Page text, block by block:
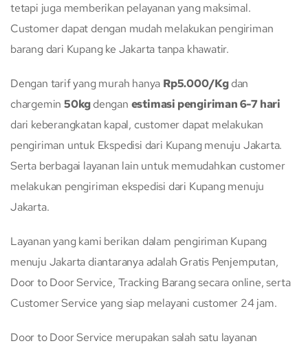
tetapi juga memberikan pelayanan yang maksimal.
Customer dapat dengan mudah melakukan pengiriman
barang dari Kupang ke Jakarta tanpa khawatir.
Dengan tarif yang murah hanya Rp5.000/Kgdan
chargemin50kgdengan estimasi pengiriman 6-7 hari
dari keberangkatan kapal, customer dapat melakukan
pengiriman untuk Ekspedisi dari Kupang menuju Jakarta.
Serta berbagai layanan lain untuk memudahkan customer
melakukan pengiriman ekspedisi dari Kupang menuju
Jakarta.
Layanan yang kami berikan dalam pengiriman Kupang
menuju Jakarta diantaranya adalah Gratis Penjemputan,
Door to Door Service, Tracking Barang secara online, serta
Customer Service yang siap melayani customer 24 jam.
Door to Door Service merupakan salah satu layanan